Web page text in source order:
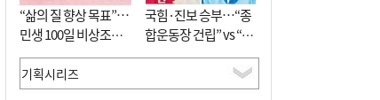
“삶의 질 향상 목표”…
민생 100일 비상조치
면밀 심사
국힘·진보 승부…“종
합운동장 건립” vs “출
근 공공버스 도입”